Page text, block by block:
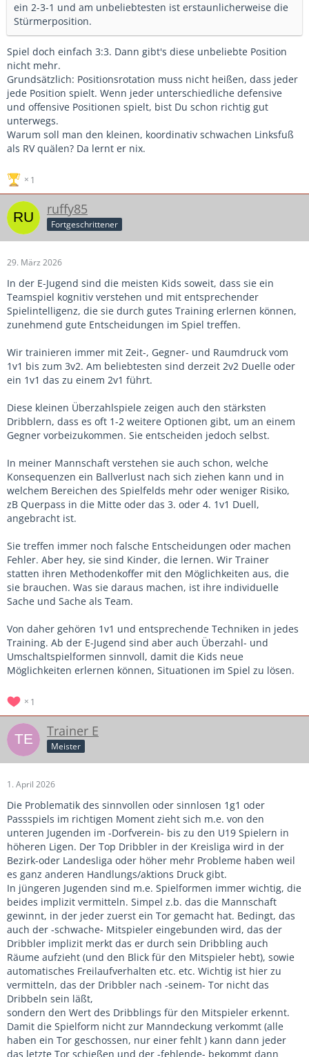
ein 2-3-1 und am unbeliebtesten ist erstaunlicherweise die
Stürmerposition.
Spiel doch einfach 3:3. Dann gibt's diese unbeliebte Position
nicht mehr.
Grundsätzlich: Positionsrotation muss nicht heißen, dass jeder
jede Position spielt. Wenn jeder unterschiedliche defensive
und offensive Positionen spielt, bist Du schon richtig gut
unterwegs.
Warum soll man den kleinen, koordinativ schwachen Linksfuß
als RV quälen? Da lernt er nix.
1
ruffy85
Fortgeschrittener
29. März 2026
In der E-Jugend sind die meisten Kids soweit, dass sie ein
Teamspiel kognitiv verstehen und mit entsprechender
Spielintelligenz, die sie durch gutes Training erlernen können,
zunehmend gute Entscheidungen im Spiel treffen.
Wir trainieren immer mit Zeit-, Gegner- und Raumdruck vom
1v1 bis zum 3v2. Am beliebtesten sind derzeit 2v2 Duelle oder
ein 1v1 das zu einem 2v1 führt.
Diese kleinen Überzahlspiele zeigen auch den stärksten
Dribblern, dass es oft 1-2 weitere Optionen gibt, um an einem
Gegner vorbeizukommen. Sie entscheiden jedoch selbst.
In meiner Mannschaft verstehen sie auch schon, welche
Konsequenzen ein Ballverlust nach sich ziehen kann und in
welchem Bereichen des Spielfelds mehr oder weniger Risiko,
zB Querpass in die Mitte oder das 3. oder 4. 1v1 Duell,
angebracht ist.
Sie treffen immer noch falsche Entscheidungen oder machen
Fehler. Aber hey, sie sind Kinder, die lernen. Wir Trainer
statten ihren Methodenkoffer mit den Möglichkeiten aus, die
sie brauchen. Was sie daraus machen, ist ihre individuelle
Sache und Sache als Team.
Von daher gehören 1v1 und entsprechende Techniken in jedes
Training. Ab der E-Jugend sind aber auch Überzahl- und
Umschaltspielformen sinnvoll, damit die Kids neue
Möglichkeiten erlernen können, Situationen im Spiel zu lösen.
1
Trainer E
Meister
1. April 2026
Die Problematik des sinnvollen oder sinnlosen 1g1 oder
Passspiels im richtigen Moment zieht sich m.e. von den
unteren Jugenden im -Dorfverein- bis zu den U19 Spielern in
höheren Ligen. Der Top Dribbler in der Kreisliga wird in der
Bezirk-oder Landesliga oder höher mehr Probleme haben weil
es ganz anderen Handlungs/aktions Druck gibt.
In jüngeren Jugenden sind m.e. Spielformen immer wichtig, die
beides implizit vermitteln. Simpel z.b. das die Mannschaft
gewinnt, in der jeder zuerst ein Tor gemacht hat. Bedingt, das
auch der -schwache- Mitspieler eingebunden wird, das der
Dribbler implizit merkt das er durch sein Dribbling auch
Räume aufzieht (und den Blick für den Mitspieler hebt), sowie
automatisches Freilaufverhalten etc. etc. Wichtig ist hier zu
vermitteln, das der Dribbler nach -seinem- Tor nicht das
Dribbeln sein läßt,
sondern den Wert des Dribblings für den Mitspieler erkennt.
Damit die Spielform nicht zur Manndeckung verkommt (alle
haben ein Tor geschossen, nur einer fehlt ) kann dann jeder
das letzte Tor schießen und der -fehlende- bekommt dann